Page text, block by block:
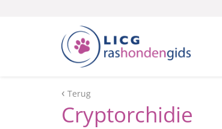
Terug
Cryptorchidie